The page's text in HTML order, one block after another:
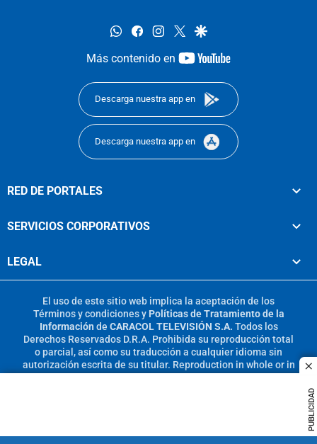
PUBLICIDAD
whatsappfacebookinstagram
twittergoogle
Más contenido en
youtube-
Descarga nuestra app en
Descarga nuestra app en
RED DE PORTALES
SERVICIOS CORPORATIVOS
LEGAL
El uso de este sitio web implica la aceptación de los
Términos y condicionesy Políticas de Tratamiento de la
Información de CARACOL TELEVISIÓN S.A. Todos los
Derechos Reservados D.R.A. Prohibida su reproducción total
o parcial, así como su traducción a cualquier idioma sin
autorización escrita de su titular. Reproduction in whole or in
part, or translation without written permission is prohibited.